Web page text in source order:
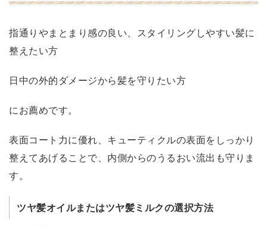
指通りやまとまり感の良い、スタイリングしやすい髪に
整えたい方
日中の外的ダメージから髪を守りたい方
にお薦めです。
表面コート力に優れ、キューティクルの表面をしっかり
整えてあげることで、内側からのうるおい流出も守りま
す。
ツヤ髪オイルまたはツヤ髪ミルクの選択方法